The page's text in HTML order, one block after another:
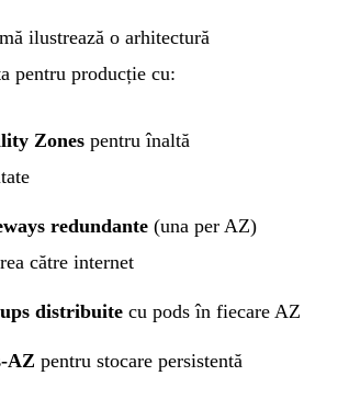
ilustrează o arhitectură
pentru producție cu:
Zones pentru înaltă
redundante (una per AZ)
către internet
distribuite cu pods în fiecare AZ
AZ pentru stocare persistentă